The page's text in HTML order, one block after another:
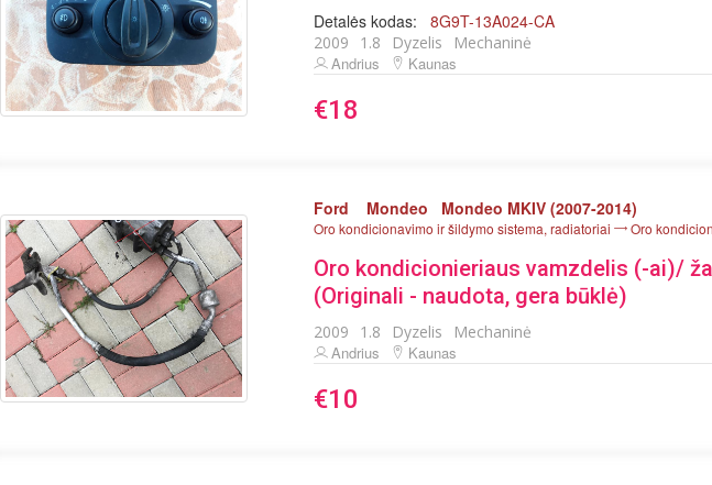
Detalės kodas: 8G9T-13A024-CA
2009 1.8 Dyzelis
Mechaninė
Andrius
Kaunas
€18
Ford Mondeo Mondeo MKIV (2007-2014)
Oro kondicionavimo ir šildymo sistema, radiatoriai Oro
Oro kondicionieriaus vamzdelis (-ai)/
(Originali - naudota, gera būklė)
2009 1.8 Dyzelis
Mechaninė
Andrius
Kaunas
€10